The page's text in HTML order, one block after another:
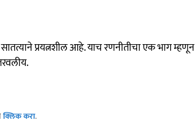
प्रयत्नशील आहे. याच रणनीतीचा एक भाग म्हणून
क्लिक करा.